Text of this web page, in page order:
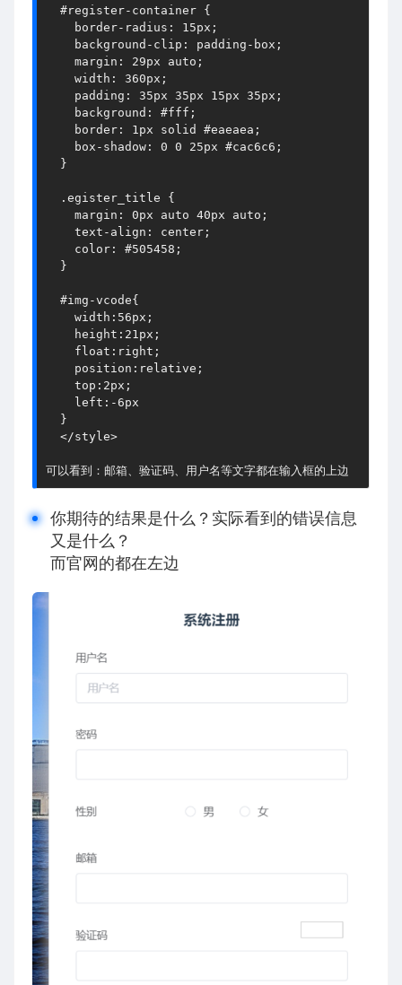
  #register-container {
    border-radius: 15px;
    background-clip: padding-box;
    margin: 29px auto;
    width: 360px;
    padding: 35px 35px 15px 35px;
    background: #fff;
    border: 1px solid #eaeaea;
    box-shadow: 0 0 25px #cac6c6;
  }
  .egister_title {
    margin: 0px auto 40px auto;
    text-align: center;
    color: #505458;
  }
  #img-vcode{
    width:56px;
    height:21px;
    float:right;
    position:relative;
    top:2px;
    left:-6px
  }
  </style>
可以看到：邮箱、验证码、用户名等文字都在输入框的上边
你期待的结果是什么？实际看到的错误信息
又是什么？
而官网的都在左边